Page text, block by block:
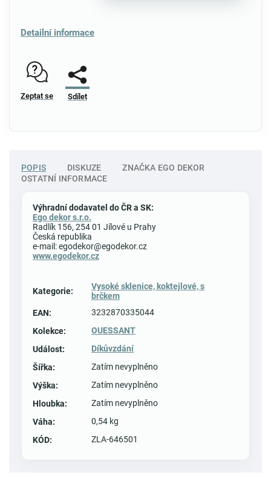
Detailní informace
Zeptat se Sdílet
POPIS DISKUZE ZNAČKA EGO DEKOR
OSTATNÍ INFORMACE
Výhradní dodavatel do ČR a SK:
Ego dekor s.r.o.
Radlík 156, 254 01 Jílové u Prahy
Česká republika
e-mail: egodekor@egodekor.cz
www.egodekor.cz
Kategorie:
Vysoké sklenice, koktejlové, s
brčkem
EAN:
3232870335044
Kolekce:
OUESSANT
Událost:
Díkůvzdání
Šířka:
Zatím nevyplněno
Výška:
Zatím nevyplněno
Hloubka:
Zatím nevyplněno
Váha:
0,54 kg
KÓD: ZLA-646501